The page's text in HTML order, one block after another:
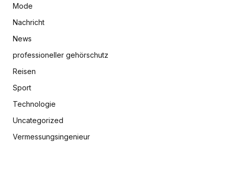
Mode
Nachricht
News
professioneller gehörschutz
Reisen
Sport
Technologie
Uncategorized
Vermessungsingenieur